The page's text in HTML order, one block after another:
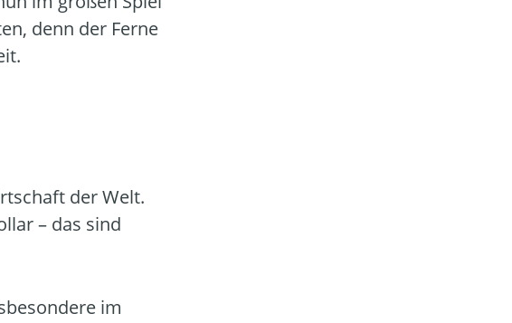
denn der Ferne
der Welt.
– das sind
im